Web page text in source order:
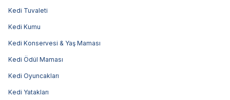
Kedi Tuvaleti
Kedi Kumu
Kedi Konservesi & Yaş Maması
Kedi Ödül Maması
Kedi Oyuncakları
Kedi Yatakları